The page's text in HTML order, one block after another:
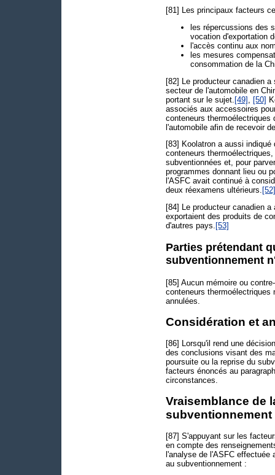
[81] Les principaux facteurs
les répercussions des
vocation d'exportation
l'accès continu aux
les mesures
consommation de la
[82] Le producteur canadien
secteur de l'automobile en
portant sur le sujet. [49] [50]
associés aux accessoires
conteneurs thermoélectriques
l'automobile afin de recevoir
[83] Koolatron a aussi
conteneurs
subventionnées et, pour
programmes donnant lieu ou
l'ASFC avait continué à
deux réexamens ultérieurs. [52]
[84] Le producteur canadien
exportaient des produits de
d'autres pays. [53]
Parties prétendant
subventionnement
[85] Aucun mémoire ou
conteneurs
annulées.
Considération et
[86] Lorsqu'il rend une
des conclusions visant des
poursuite ou la reprise du
facteurs énoncés au
circonstances.
Vraisemblance de
subventionnement
[87] S'appuyant sur les
en compte des
l'analyse de l'ASFC
au subventionnement :